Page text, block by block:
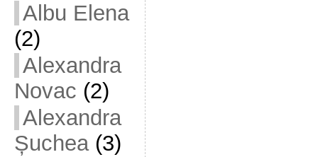
Albu Elena
(2)
Alexandra
Novac (2)
Alexandra
Șuchea(3)